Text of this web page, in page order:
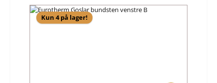
Kun 4 på lager!